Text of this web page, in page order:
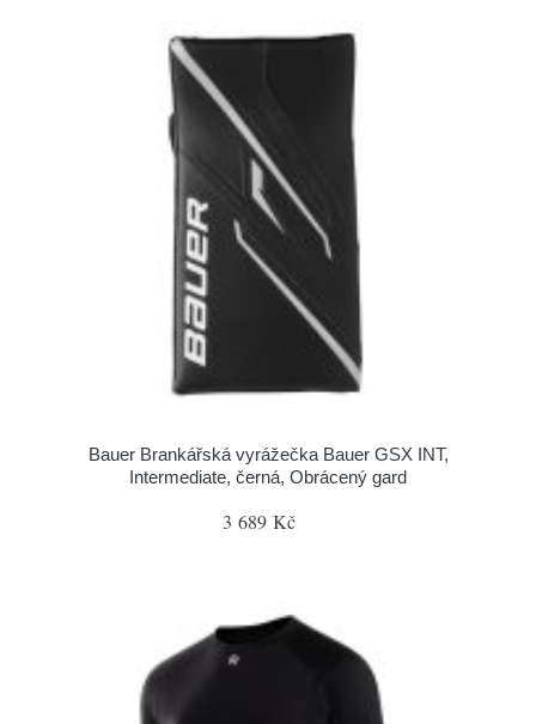
Bauer Brankářská vyrážečka Bauer GSX INT,
Intermediate, černá, Obrácený gard
3 689 Kč